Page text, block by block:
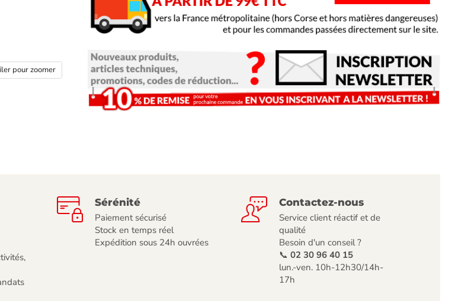
pour zoomer
Sérénité
Paiement sécurisé
Stock en temps réel
Expédition sous 24h ouvrées
Contactez-nous
Service client réactif et de
qualité
Besoin d'un conseil ?
📞 02 30 96 40 15
lun.-ven. 10h-12h30/14h-
17h